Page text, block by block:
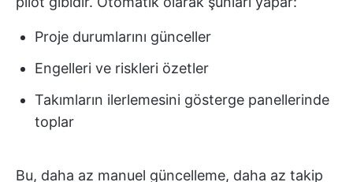
Proje durumlarını günceller
Engelleri ve riskleri özetler
Takımların ilerlemesini gösterge panellerinde
toplar
Bu, daha az manuel güncelleme, daha az takip